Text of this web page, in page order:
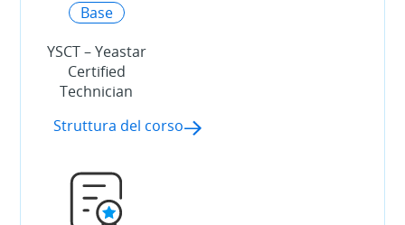
Base
YSCT – Yeastar
Certified
Technician
Struttura del corso